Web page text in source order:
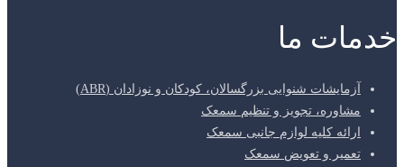
خدمات ما
آزمایشات شنوایی بزرگسالان، کودکان و نوزادان (ABR)
مشاوره، تجویز و تنظیم سمعک
ارائه کلیه لوازم جانبی سمعک
تعمیر و تعویض سمعک